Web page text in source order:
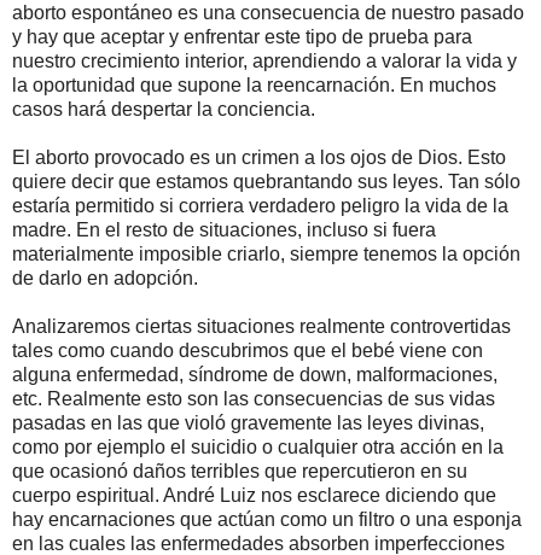
aborto espontáneo es una consecuencia de nuestro pasado
y hay que aceptar y enfrentar este tipo de prueba para
nuestro crecimiento interior, aprendiendo a valorar la vida y
la oportunidad que supone la reencarnación. En muchos
casos hará despertar la conciencia.
El aborto provocado es un crimen a los ojos de Dios. Esto
quiere decir que estamos quebrantando sus leyes. Tan sólo
estaría permitido si corriera verdadero peligro la vida de la
madre. En el resto de situaciones, incluso si fuera
materialmente imposible criarlo, siempre tenemos la opción
de darlo en adopción.
Analizaremos ciertas situaciones realmente controvertidas
tales como cuando descubrimos que el bebé viene con
alguna enfermedad, síndrome de down, malformaciones,
etc. Realmente esto son las consecuencias de sus vidas
pasadas en las que violó gravemente las leyes divinas,
como por ejemplo el suicidio o cualquier otra acción en la
que ocasionó daños terribles que repercutieron en su
cuerpo espiritual. André Luiz nos esclarece diciendo que
hay encarnaciones que actúan como un filtro o una esponja
en las cuales las enfermedades absorben imperfecciones